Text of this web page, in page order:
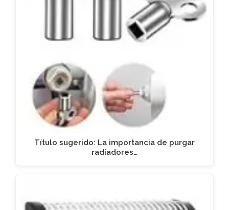
Título sugerido: La importancia de purgar
radiadores…